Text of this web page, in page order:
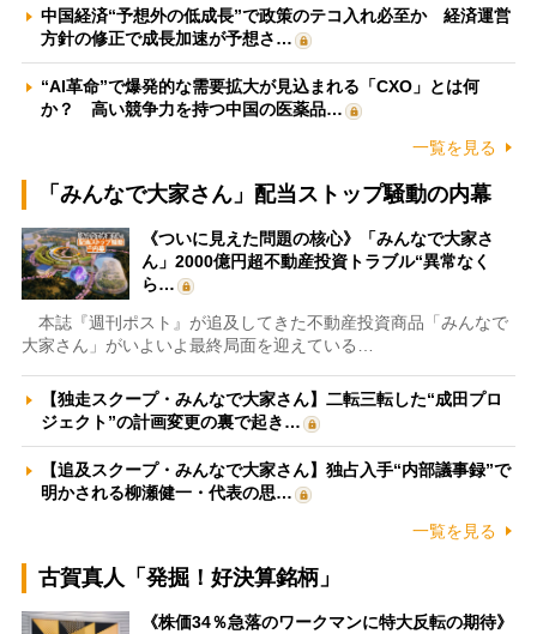
中国経済“予想外の低成長”で政策のテコ入れ必至か 経済運営
方針の修正で成長加速が予想さ…
“AI革命”で爆発的な需要拡大が見込まれる「CXO」とは何
か？ 高い競争力を持つ中国の医薬品…
一覧を見る
「みんなで大家さん」配当ストップ騒動の内幕
《ついに見えた問題の核心》「みんなで大家さ
ん」2000億円超不動産投資トラブル“異常なく
ら…
本誌『週刊ポスト』が追及してきた不動産投資商品「みんなで
大家さん」がいよいよ最終局面を迎えている…
【独走スクープ・みんなで大家さん】二転三転した“成田プロ
ジェクト”の計画変更の裏で起き…
【追及スクープ・みんなで大家さん】独占入手“内部議事録”で
明かされる柳瀬健一・代表の思…
一覧を見る
古賀真人「発掘！好決算銘柄」
《株価34％急落のワークマンに特大反転の期待》